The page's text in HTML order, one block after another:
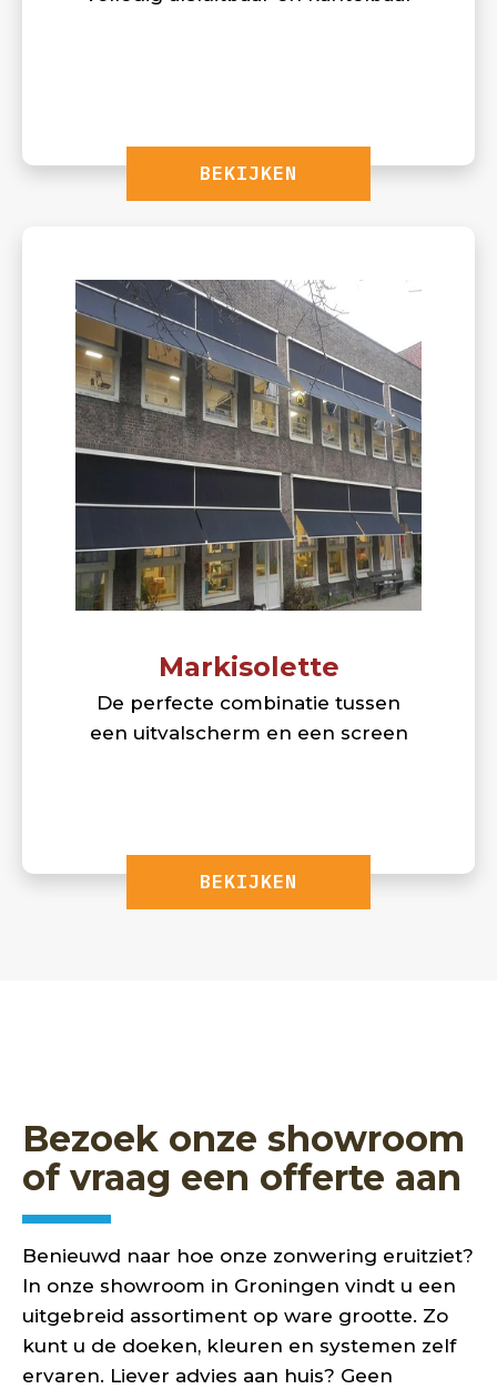
BEKIJKEN
Markisolette
De perfecte combinatie tussen
een uitvalscherm en een screen
BEKIJKEN
Bezoek onze showroom
of vraag een offerte aan
Benieuwd naar hoe onze zonwering eruitziet?
In onze showroom in Groningen vindt u een
uitgebreid assortiment op ware grootte. Zo
kunt u de doeken, kleuren en systemen zelf
ervaren. Liever advies aan huis? Geen